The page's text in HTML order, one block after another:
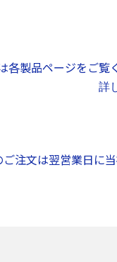
製品ページをご覧
詳
注文は翌営業日